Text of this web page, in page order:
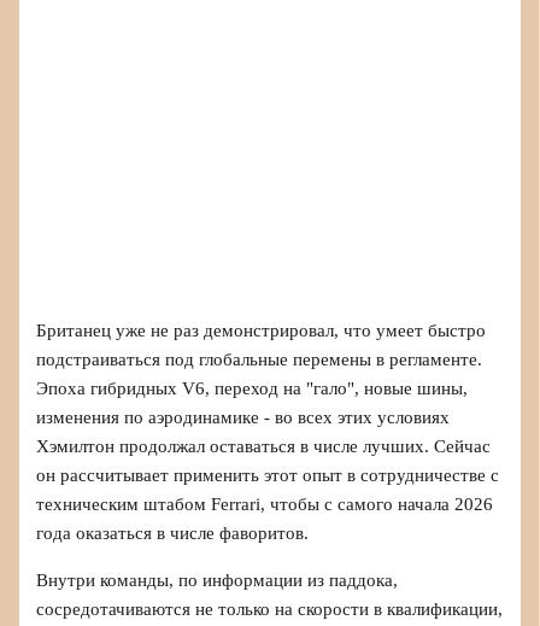
Британец уже не раз демонстрировал, что умеет быстро
подстраиваться под глобальные перемены в регламенте.
Эпоха гибридных V6, переход на "гало", новые шины,
изменения по аэродинамике - во всех этих условиях
Хэмилтон продолжал оставаться в числе лучших. Сейчас
он рассчитывает применить этот опыт в сотрудничестве с
техническим штабом Ferrari, чтобы с самого начала 2026
года оказаться в числе фаворитов.
Внутри команды, по информации из паддока,
сосредотачиваются не только на скорости в квалификации,